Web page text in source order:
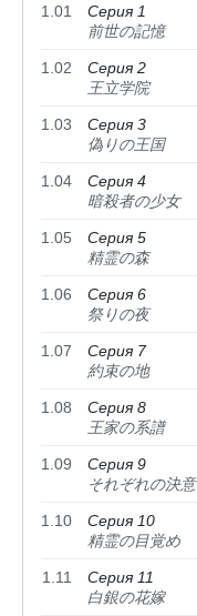
1.01
Серия 1
前世の記憶
1.02
Серия 2
王立学院
1.03
Серия 3
偽りの王国
1.04
Серия 4
暗殺者の少女
1.05
Серия 5
精霊の森
1.06
Серия 6
祭りの夜
1.07
Серия 7
約束の地
1.08
Серия 8
王家の系譜
1.09
Серия 9
それぞれの決意
1.10
Серия 10
精霊の目覚め
1.11
Серия 11
白銀の花嫁